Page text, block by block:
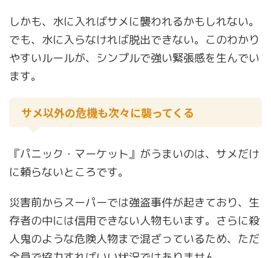
しかも、水に入ればサメに襲われるかもしれない。
でも、水に入らなければ脱出できない。このわかり
やすいルールが、シンプルで強い緊張感を生んでい
ます。
サメ以外の危機も次々に襲ってくる
『パニック・マーケット』がうまいのは、サメだけ
に頼らないところです。
災害前からスーパーでは強盗事件が起きており、生
存者の中には信用できない人物もいます。さらに殺
人鬼のような危険人物まで混ざっているため、ただ